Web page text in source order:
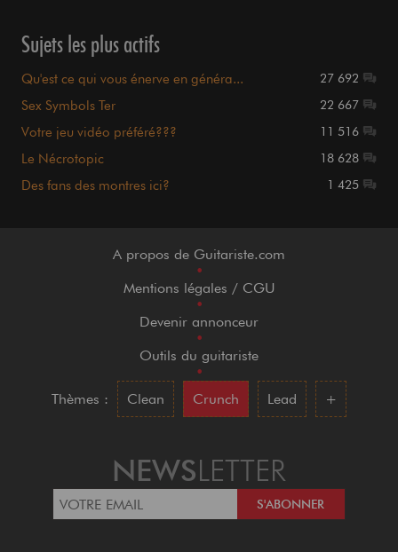
Sujets les plus actifs
Qu'est ce qui vous énerve en généra... 27 692
Sex Symbols Ter 22 667
Votre jeu vidéo préféré??? 11 516
Le Nécrotopic 18 628
Des fans des montres ici? 1 425
A propos de Guitariste.com
•
Mentions légales / CGU
•
Devenir annonceur
•
Outils du guitariste
•
Thèmes :
Clean Crunch Lead +
NEWSLETTER